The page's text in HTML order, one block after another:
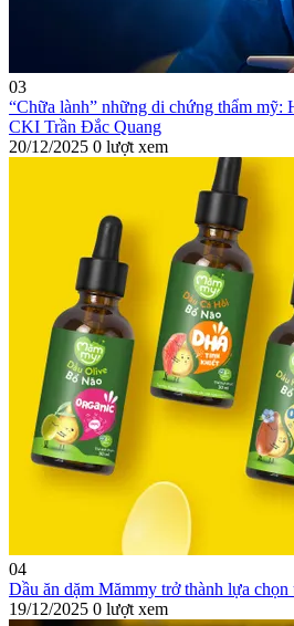
03
“Chữa lành” những di chứng thẩm mỹ:
CKI Trần Đắc Quang
20/12/2025 0 lượt xem
04
Dầu ăn dặm Mămmy trở thành lựa chọn
19/12/2025 0 lượt xem